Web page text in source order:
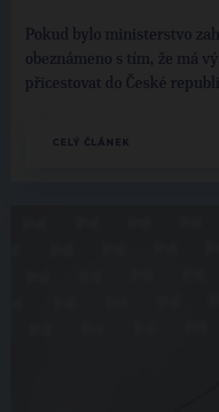
Pokud bylo ministerstvo
obeznámeno s tím, že má
přicestovat do České
CELÝ ČLÁNEK